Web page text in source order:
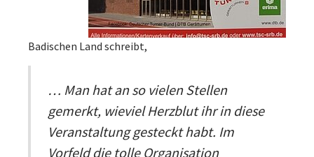
Badischen Land schreibt,
… Man hat an so vielen Stellen
gemerkt, wieviel Herzblut ihr in diese
Veranstaltung gesteckt habt. Im
Vorfeld die tolle Organisation